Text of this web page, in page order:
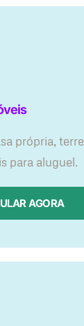
própria,
para aluguel.
AGORA​